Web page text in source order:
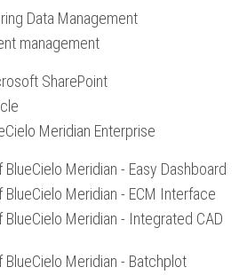
Data Management
management
SharePoint
Meridian Enterprise
Meridian - Easy Dashboard
BlueCielo Meridian - ECM Interface
BlueCielo Meridian - Integrated CAD
BlueCielo Meridian - Batchplot